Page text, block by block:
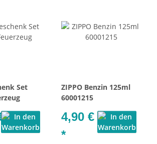
Set
ZIPPO Benzin 125ml
60001215
4,90 €
*